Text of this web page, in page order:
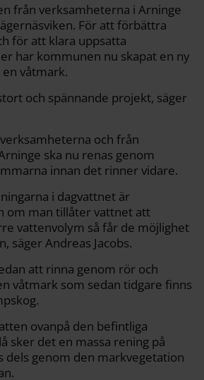
från verksamheterna i Arninge
För att förbättra
för att klara uppsatta
har kommunen nu skapat en ny
våtmark.
och spännande projekt, säger
och från
ska nu renas genom
innan det rinner vidare.
i dagvattnet är
om man tillåter vattnet att
vattenvolym så får de möjlighet
säger Andreas Jacobs.
att rinna genom rör och
våtmark som sedan tidgare finns
ovanpå den befintliga
sker det en massa rening på
dels genom den markvegetation